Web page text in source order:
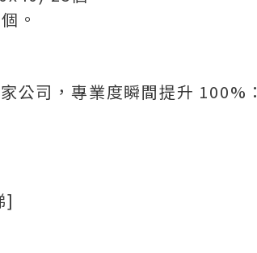
。
公司，專業度瞬間提升 100%：
]